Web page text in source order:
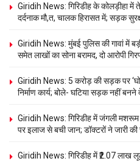
Giridih News: गिरिडीह के कोलड़ीहा में
दर्दनाक मौ,त, चालक हिरासत में; सड़क
Giridih News: मुंबई पुलिस की गावां में
समेत लाखों का सोना बरामद, दो आरोपी
Giridih News: 5 करोड़ की सड़क पर
निर्माण कार्य; बोले- घटिया सड़क नहीं बनने
Giridih News: गिरिडीह में जंगली मशरूम
पर इलाज से बची जान; डॉक्टरों ने जारी की
Giridih News: गिरिडीह में ₹2.07 लाख